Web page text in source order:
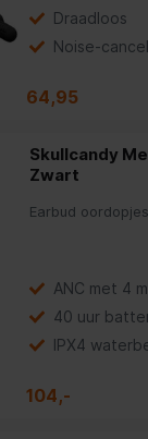
Draadloos
Noise-
64,95
Skullcandy
Zwart
Earbud oordopjes
ANC met 4
40 uur
IPX4
104,-